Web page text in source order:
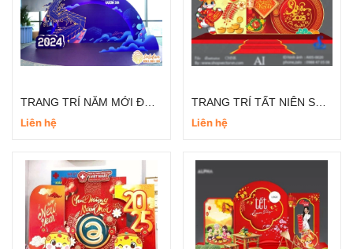
Liên hệ
TRANG TRÍ TẤT NIÊN SẢNH CHUNG CƯ
Liên hệ